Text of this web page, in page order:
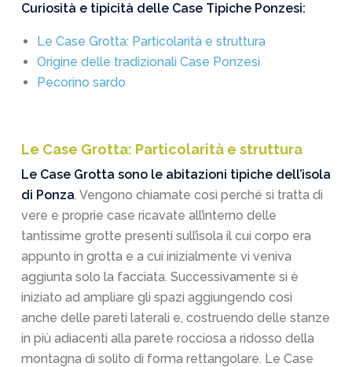
Curiosità e tipicità delle Case Tipiche Ponzesi:
Le Case Grotta: Particolarità e struttura
Origine delle tradizionali Case Ponzesi
Pecorino sardo
Le Case Grotta: Particolarità e struttura
Le Case Grotta sono le abitazioni tipiche dell’isola
di Ponza. Vengono chiamate così perché si tratta di
vere e proprie case ricavate all’interno delle
tantissime grotte presenti sull’isola il cui corpo era
appunto in grotta e a cui inizialmente vi veniva
aggiunta solo la facciata. Successivamente si è
iniziato ad ampliare gli spazi aggiungendo così
anche delle pareti laterali e, costruendo delle stanze
in più adiacenti alla parete rocciosa a ridosso della
montagna di solito di forma rettangolare. Le Case